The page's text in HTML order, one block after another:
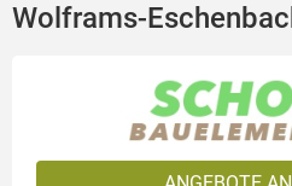
Wolframs-